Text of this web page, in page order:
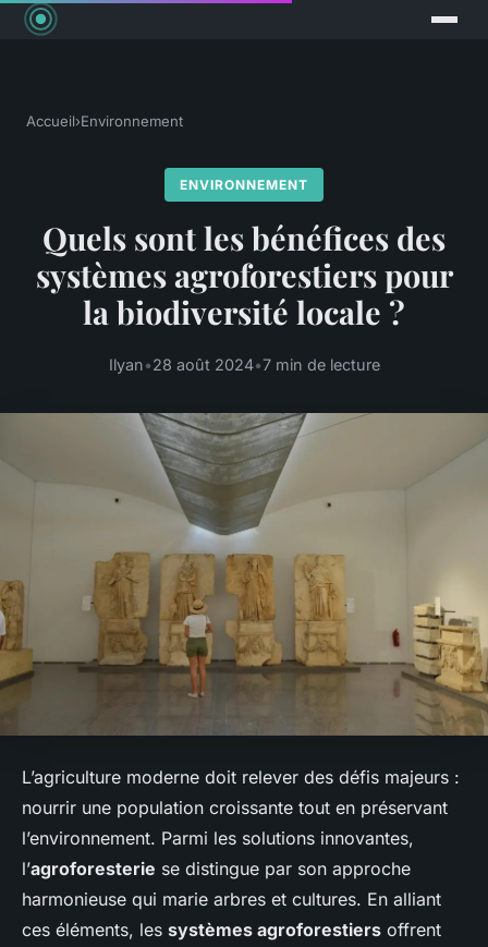
Accueil›Environnement
ENVIRONNEMENT
Quels sont les bénéfices des
systèmes agroforestiers pour
la biodiversité locale ?
Ilyan•28 août 2024•7 min de lecture
L’agriculture moderne doit relever des défis majeurs :
nourrir une population croissante tout en préservant
l’environnement. Parmi les solutions innovantes,
l’agroforesterie se distingue par son approche
harmonieuse qui marie arbres et cultures. En alliant
ces éléments, les systèmes agroforestiers offrent